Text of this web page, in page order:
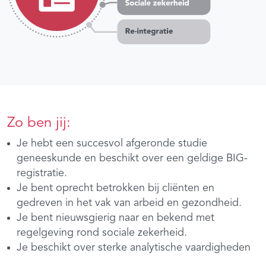
Zo ben jij:
Je hebt een succesvol afgeronde studie
geneeskunde en beschikt over een geldige BIG-
registratie.
Je bent oprecht betrokken bij cliënten en
gedreven in het vak van arbeid en gezondheid.
Je bent nieuwsgierig naar en bekend met
regelgeving rond sociale zekerheid.
Je beschikt over sterke analytische vaardigheden